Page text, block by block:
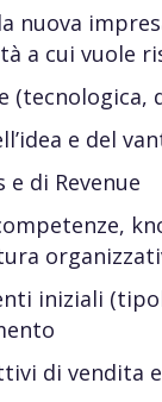
nuova
a cui vuole
e del
e di Revenue
iniziali
di vendita